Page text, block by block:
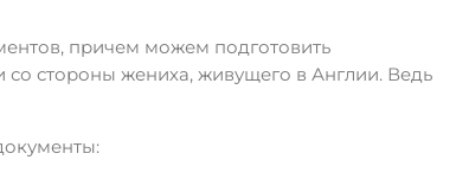
причем можем подготовить
со стороны жениха, живущего в Англии. Ведь